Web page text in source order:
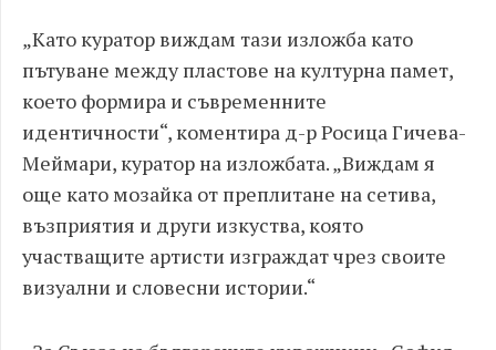
„Като куратор виждам тази изложба като
пътуване между пластове на културна памет,
което формира и съвременните
идентичности“, коментира д-р Росица Гичева-
Меймари, куратор на изложбата. „Виждам я
още като мозайка от преплитане на сетива,
възприятия и други изкуства, която
участващите артисти изграждат чрез своите
визуални и словесни истории.“